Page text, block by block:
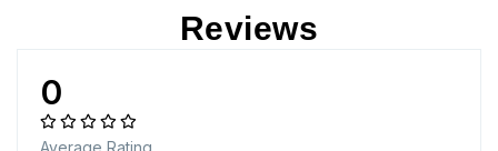
Reviews
0
Average Rating